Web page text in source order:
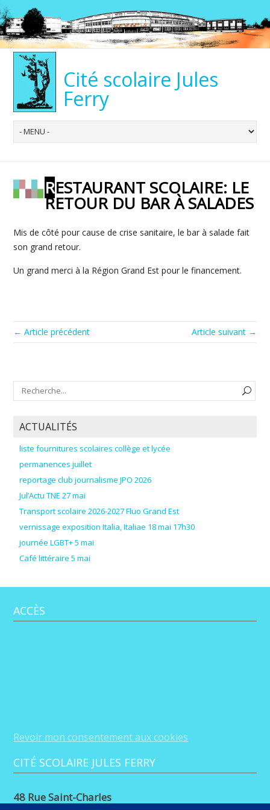
Cité scolaire Jules
Ferry
RESTAURANT SCOLAIRE: LE
RETOUR DU BAR À SALADES
Mis de côté pour cause de crise sanitaire, le bar à salade fait
son grand retour.
Un grand merci à la Région Grand Est pour le financement.
← Article précédent Article suivant →
ACTUALITÉS
liste fournitures scolaires collège et lycée
permanences juillet
reportage club journalisme JPO 2026
Jul’Actu TNE 27 mai
Transport scolaire 2026-2027 Fluo Grand Est
vernissage exposition Italia, Italiae 18 mai 17h30
journée LGBT+ 5 mai
Café littéraire 5 mai
ACCÈS
Revoir mon consentement aux cookies
CITÉ SCOLAIRE JULES FERRY
48 Rue Saint-Charles